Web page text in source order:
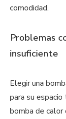
comodidad.
Problemas
insuficiente
Elegir una
para su
bomba de